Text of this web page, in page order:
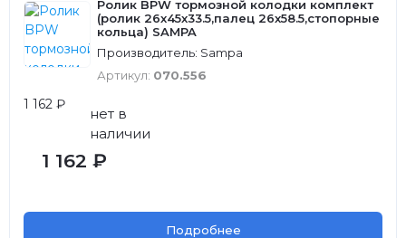
Ролик BPW тормозной колодки комплект
(ролик 26х45х33.5,палец 26х58.5,стопорные
кольца) SAMPA
Производитель: Sampa
Артикул: 070.556
1 162 ₽
нет в
наличии
1 162 ₽
Подробнее